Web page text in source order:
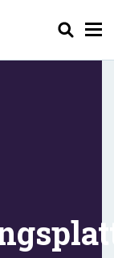
Suchen